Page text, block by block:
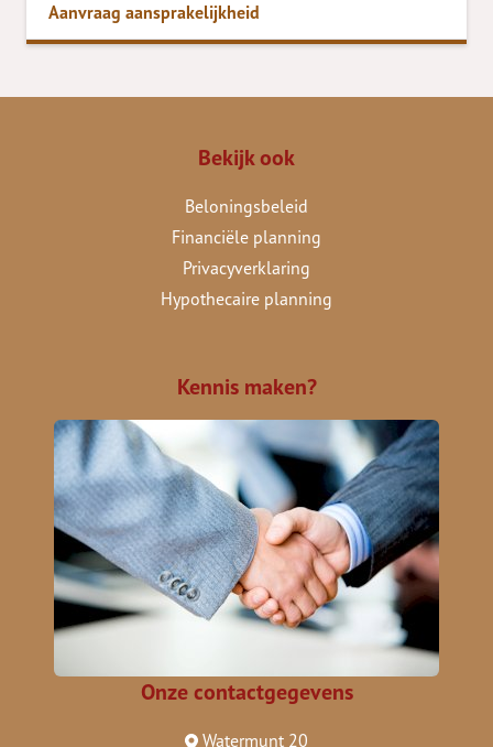
Aanvraag aansprakelijkheid
Bekijk ook
Beloningsbeleid
Financiële planning
Privacyverklaring
Hypothecaire planning
Kennis maken?
Onze contactgegevens
Watermunt 20